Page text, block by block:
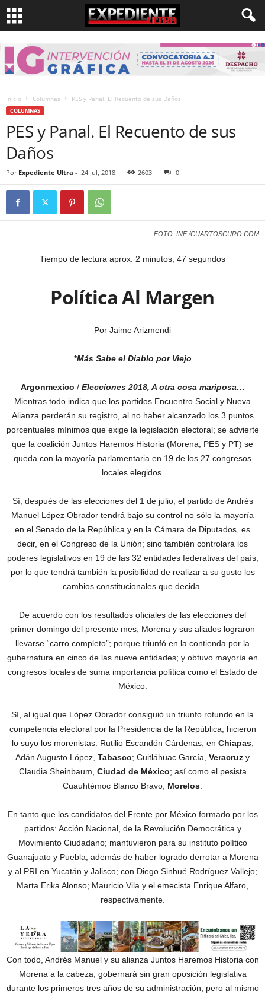
Inicio Columnas PES y Panal. El Recuento de sus Daños
COLUMNAS
PES y Panal. El Recuento de sus
Daños
Por Expediente Ultra - 24 Jul, 2018 2603 0
FOTO: INE /CUARTOSCURO.COM
Tiempo de lectura aprox: 2 minutos, 47 segundos
Política Al Margen
Por Jaime Arizmendi
*Más Sabe el Diablo por Viejo
Argonmexico / Elecciones 2018, A otra cosa mariposa…
Mientras todo indica que los partidos Encuentro Social y Nueva
Alianza perderán su registro, al no haber alcanzado los 3 puntos
porcentuales mínimos que exige la legislación electoral; se advierte
que la coalición Juntos Haremos Historia (Morena, PES y PT) se
queda con la mayoría parlamentaria en 19 de los 27 congresos
locales elegidos.
Sí, después de las elecciones del 1 de julio, el partido de Andrés
Manuel López Obrador tendrá bajo su control no sólo la mayoría
en el Senado de la República y en la Cámara de Diputados, es
decir, en el Congreso de la Unión; sino también controlará los
poderes legislativos en 19 de las 32 entidades federativas del país;
por lo que tendrá también la posibilidad de realizar a su gusto los
cambios constitucionales que decida.
De acuerdo con los resultados oficiales de las elecciones del
primer domingo del presente mes, Morena y sus aliados lograron
llevarse “carro completo”; porque triunfó en la contienda por la
gubernatura en cinco de las nueve entidades; y obtuvo mayoría en
congresos locales de suma importancia política como el Estado de
México.
Sí, al igual que López Obrador consiguió un triunfo rotundo en la
competencia electoral por la Presidencia de la República; hicieron
lo suyo los morenistas: Rutilio Escandón Cárdenas, en Chiapas;
Adán Augusto López, Tabasco; Cuitláhuac García, Veracruz y
Claudia Sheinbaum, Ciudad de México; así como el pesista
Cuauhtémoc Blanco Bravo, Morelos
En tanto que los candidatos del Frente por México formado por los
partidos: Acción Nacional, de la Revolución Democrática y
Movimiento Ciudadano; mantuvieron para su instituto político
Guanajuato y Puebla; además de haber logrado derrotar a Morena
y al PRI en Yucatán y Jalisco; con Diego Sinhué Rodríguez Vallejo;
Marta Erika Alonso; Mauricio Vila y el emecista Enrique Alfaro,
respectivamente.
Con todo, Andrés Manuel y su alianza Juntos Haremos Historia con
Morena a la cabeza, gobernará sin gran oposición legislativa
durante los primeros tres años de su administración; pero al mismo